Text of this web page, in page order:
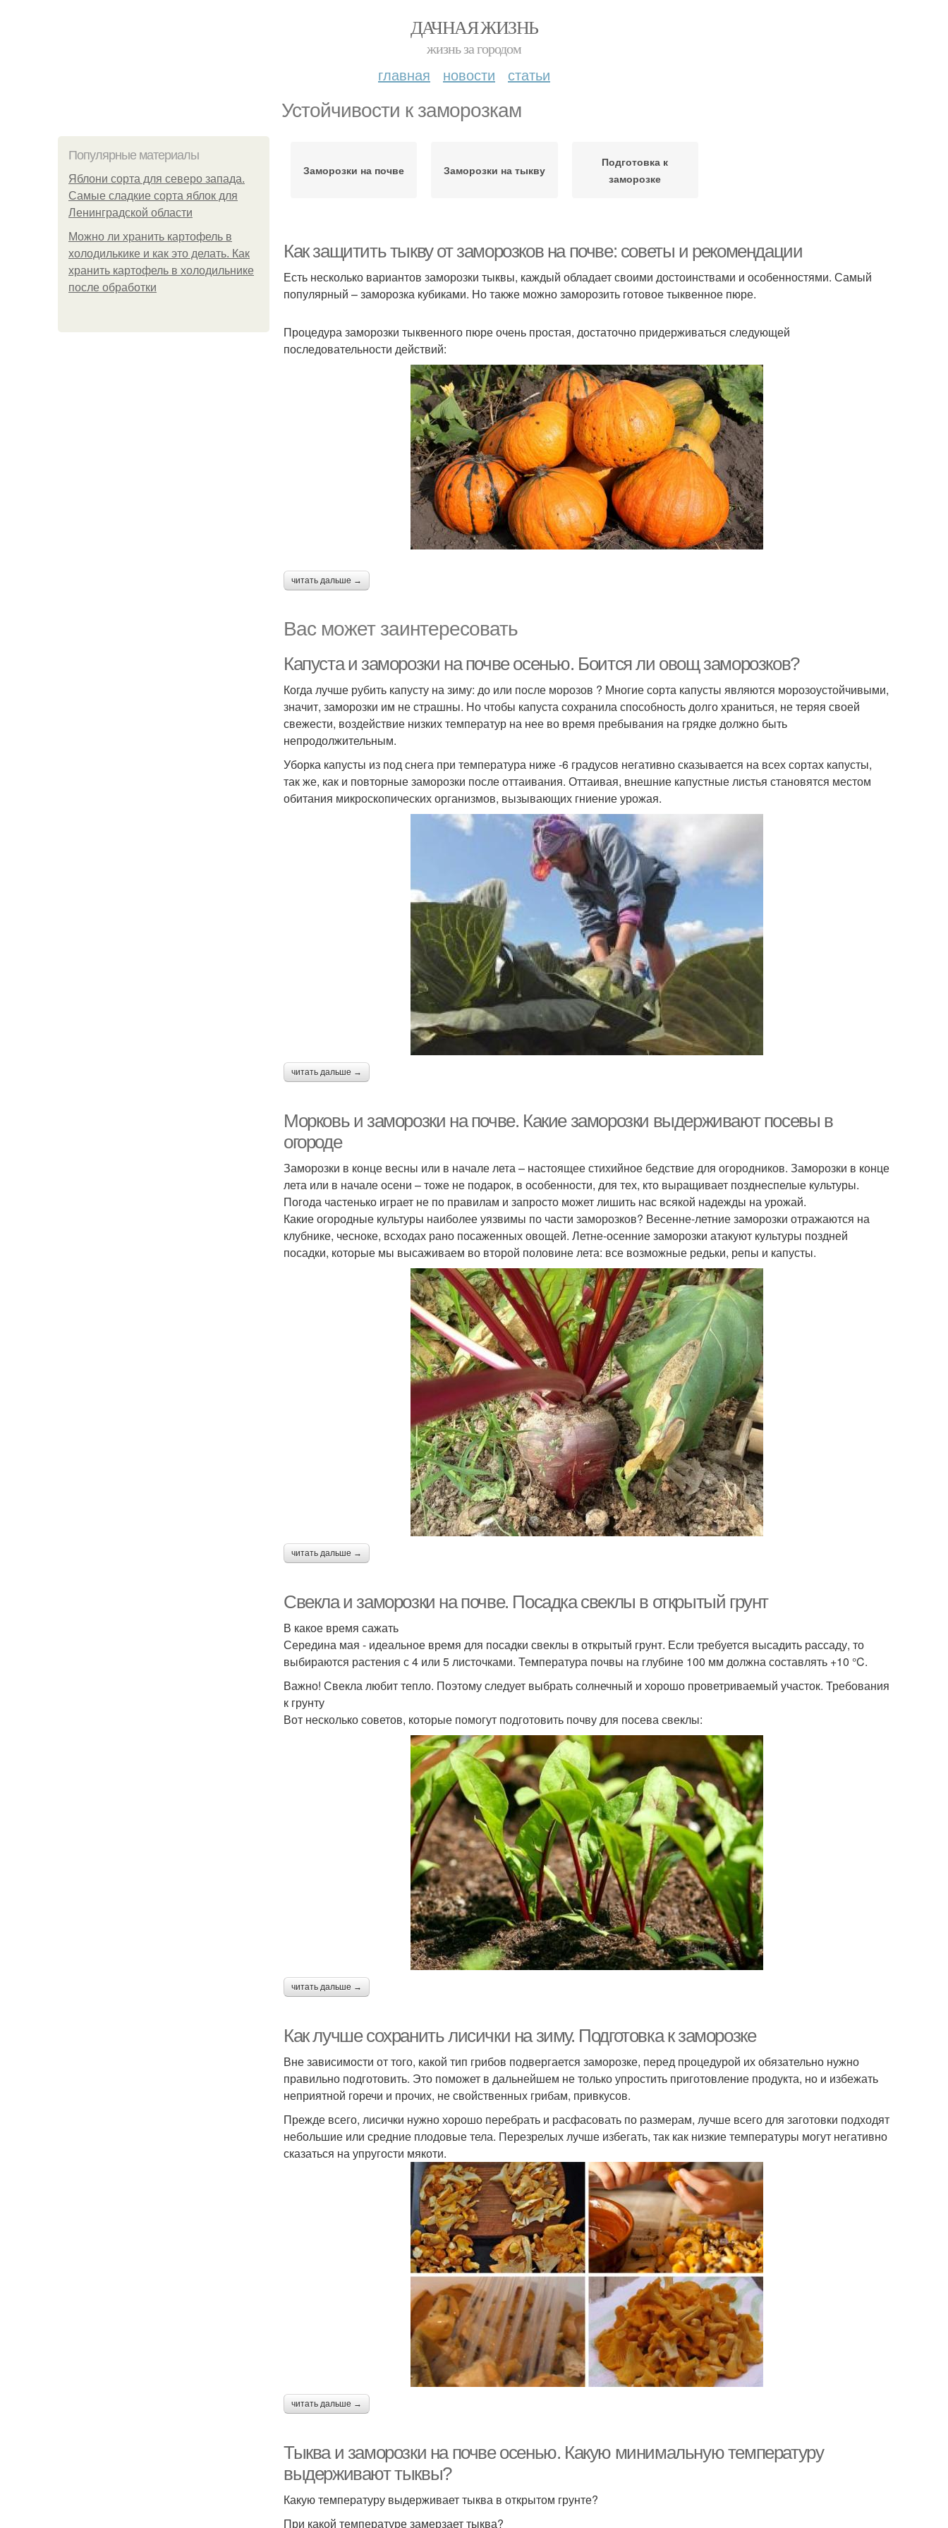
ДАЧНАЯ ЖИЗНЬ
жизнь за городом
главная новости статьи
Устойчивости к заморозкам
Популярные материалы
Яблони сорта для северо запада.
Самые сладкие сорта яблок для
Ленинградской области
Можно ли хранить картофель в
холодилькике и как это делать. Как
хранить картофель в холодильнике
после обработки
Заморозки на почве Заморозки на тыкву
Подготовка к
заморозке
Как защитить тыкву от заморозков на почве: советы и рекомендации
Есть несколько вариантов заморозки тыквы, каждый обладает своими достоинствами и особенностями. Самый
популярный – заморозка кубиками. Но также можно заморозить готовое тыквенное пюре.
Процедура заморозки тыквенного пюре очень простая, достаточно придерживаться следующей
последовательности действий:
читать дальше →
Вас может заинтересовать
Капуста и заморозки на почве осенью. Боится ли овощ заморозков?
Когда лучше рубить капусту на зиму: до или после морозов ? Многие сорта капусты являются морозоустойчивыми,
значит, заморозки им не страшны. Но чтобы капуста сохранила способность долго храниться, не теряя своей
свежести, воздействие низких температур на нее во время пребывания на грядке должно быть
непродолжительным.
Уборка капусты из под снега при температура ниже -6 градусов негативно сказывается на всех сортах капусты,
так же, как и повторные заморозки после оттаивания. Оттаивая, внешние капустные листья становятся местом
обитания микроскопических организмов, вызывающих гниение урожая.
читать дальше →
Морковь и заморозки на почве. Какие заморозки выдерживают посевы в
огороде
Заморозки в конце весны или в начале лета – настоящее стихийное бедствие для огородников. Заморозки в конце
лета или в начале осени – тоже не подарок, в особенности, для тех, кто выращивает позднеспелые культуры.
Погода частенько играет не по правилам и запросто может лишить нас всякой надежды на урожай.
Какие огородные культуры наиболее уязвимы по части заморозков? Весенне-летние заморозки отражаются на
клубнике, чесноке, всходах рано посаженных овощей. Летне-осенние заморозки атакуют культуры поздней
посадки, которые мы высаживаем во второй половине лета: все возможные редьки, репы и капусты.
читать дальше →
Свекла и заморозки на почве. Посадка свеклы в открытый грунт
В какое время сажать
Середина мая - идеальное время для посадки свеклы в открытый грунт. Если требуется высадить рассаду, то
выбираются растения с 4 или 5 листочками. Температура почвы на глубине 100 мм должна составлять +10 °C.
Важно! Свекла любит тепло. Поэтому следует выбрать солнечный и хорошо проветриваемый участок. Требования
к грунту
Вот несколько советов, которые помогут подготовить почву для посева свеклы:
читать дальше →
Как лучше сохранить лисички на зиму. Подготовка к заморозке
Вне зависимости от того, какой тип грибов подвергается заморозке, перед процедурой их обязательно нужно
правильно подготовить. Это поможет в дальнейшем не только упростить приготовление продукта, но и избежать
неприятной горечи и прочих, не свойственных грибам, привкусов.
Прежде всего, лисички нужно хорошо перебрать и расфасовать по размерам, лучше всего для заготовки подходят
небольшие или средние плодовые тела. Перезрелых лучше избегать, так как низкие температуры могут негативно
сказаться на упругости мякоти.
читать дальше →
Тыква и заморозки на почве осенью. Какую минимальную температуру
выдерживают тыквы?
Какую температуру выдерживает тыква в открытом грунте?
При какой температуре замерзает тыква?